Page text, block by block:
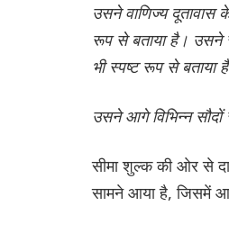
उसने वाणिज्य दूतावास
रूप से बताया है। उसने
भी स्पष्ट रूप से बताया
उसने आगे विभिन्न
सीमा शुल्क की ओर से
सामने आया है, जिसमें